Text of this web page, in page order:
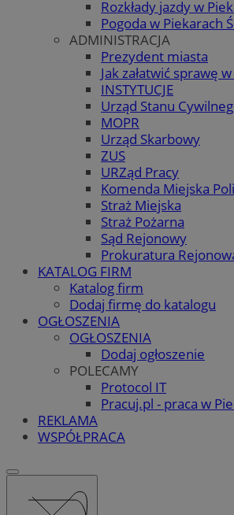
Rozkłady jazdy w
Pogoda w Piekarach
ADMINISTRACJA
Prezydent miasta
Jak załatwić sprawę
INSTYTUCJE
Urząd Stanu
MOPR
Urząd Skarbowy
ZUS
URZąd Pracy
Komenda Miejska
Straż Miejska
Straż Pożarna
Sąd Rejonowy
Prokuratura
KATALOG FIRM
Katalog firm
Dodaj firmę do katalogu
OGŁOSZENIA
OGŁOSZENIA
Dodaj ogłoszenie
POLECAMY
Protocol IT
Pracuj.pl - praca w
REKLAMA
WSPÓŁPRACA